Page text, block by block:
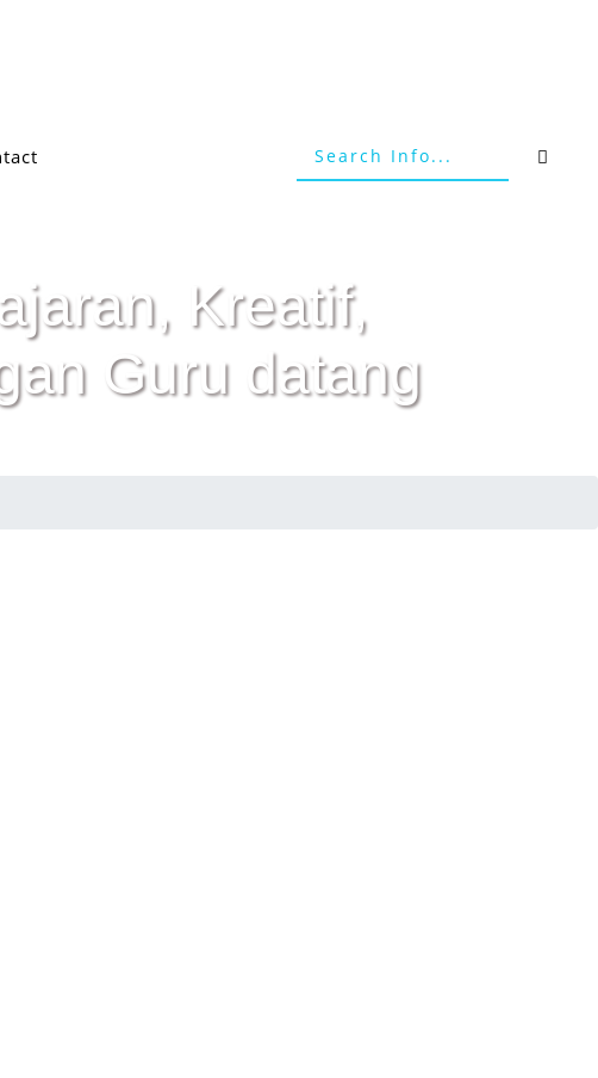
Kreatif,
Guru datang